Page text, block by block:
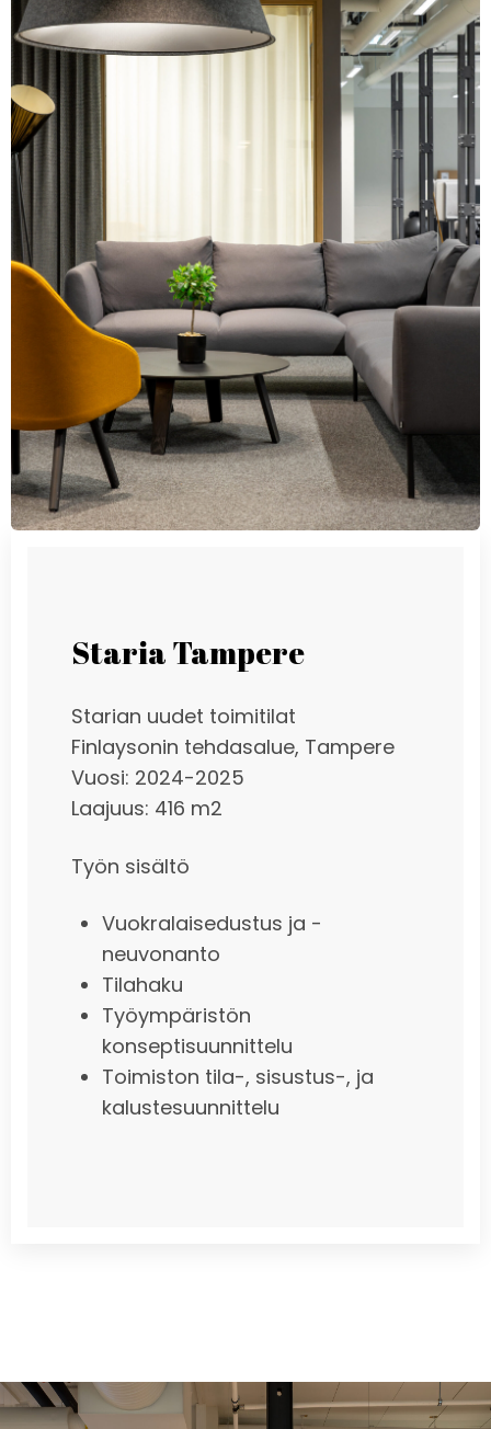
Staria Tampere
Starian uudet toimitilat
Finlaysonin tehdasalue, Tampere
Vuosi: 2024-2025
Laajuus: 416 m2
Työn sisältö
Vuokralaisedustus ja -
neuvonanto
Tilahaku
Työympäristön
konseptisuunnittelu
Toimiston tila-, sisustus-, ja
kalustesuunnittelu